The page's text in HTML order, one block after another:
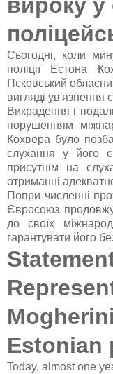
вироку у
Сьогодні, коли
поліції Естона
Псковський
вигляді ув'язнення
Викрадення і
порушенням
Кохвера було
слухання у його
присутнім на
отриманні
Попри численні
Євросоюз
до своїх
гарантувати його
Estonian
Today, almost one